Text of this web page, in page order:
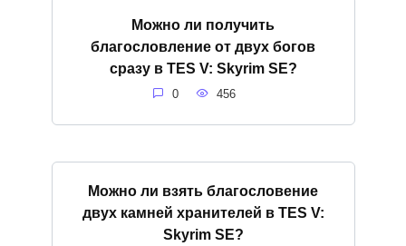
Можно ли получить
благословление от двух богов
сразу в TES V: Skyrim SE?
0 456
Можно ли взять благословение
двух камней хранителей в TES V:
Skyrim SE?